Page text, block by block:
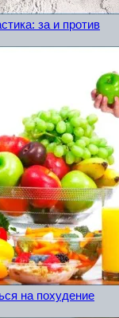
за и против
на похудение